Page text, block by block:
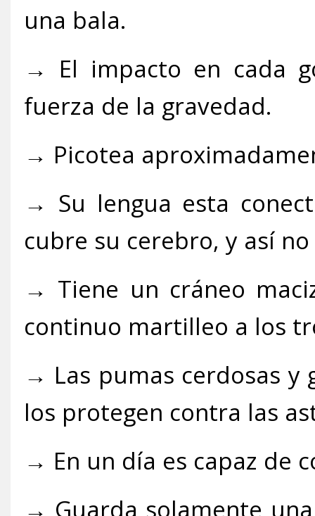
una bala.
→ El impacto en cada
fuerza de la gravedad.
→ Picotea
→ Su lengua esta
cubre su cerebro, y así
→ Tiene un cráneo
continuo martilleo a los
→ Las pumas cerdosas y
los protegen contra las
→ En un día es capaz de
→ Guarda solamente